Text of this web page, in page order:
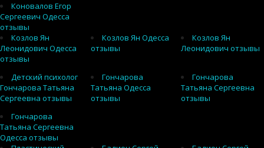
Коновалов Егор
Сергеевич Одесса
отзывы
Козлов Ян
Леонидович Одесса
отзывы
Козлов Ян Одесса
отзывы
Козлов Ян
Леонидович отзывы
Детский психолог
Гончарова Татьяна
Сергеевна отзывы
Гончарова
Татьяна Одесса
отзывы
Гончарова
Татьяна Сергеевна
отзывы
Гончарова
Татьяна Сергеевна
Одесса отзывы